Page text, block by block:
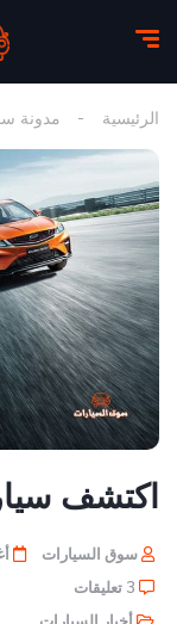
الرئيسية مدونة
اكتشف
سوق السيارات
3 تعليقات